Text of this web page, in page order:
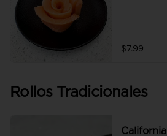
$7.99
Rollos Tradicionales
California